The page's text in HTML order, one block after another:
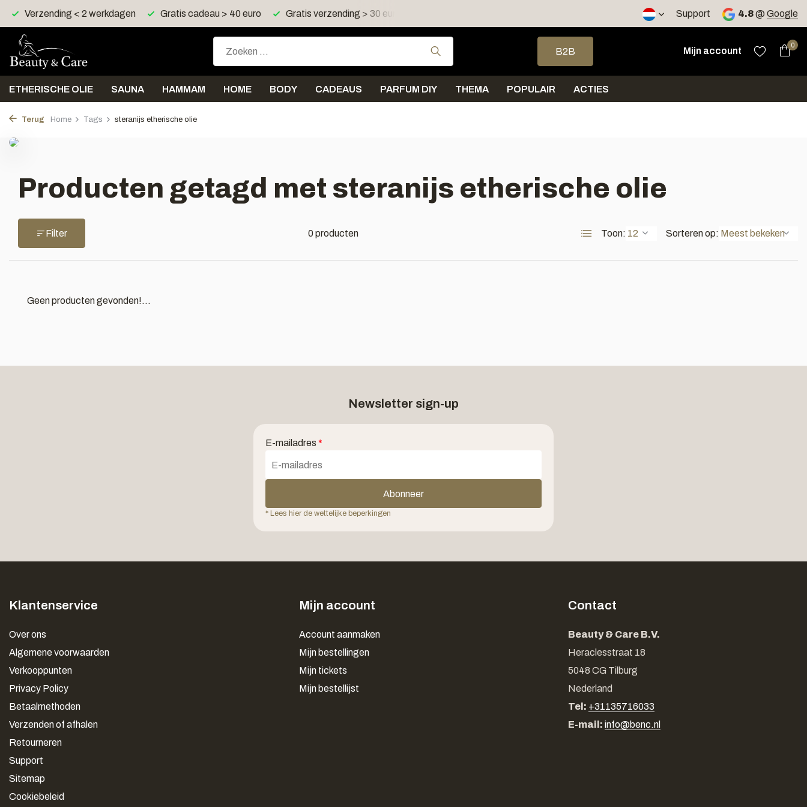
Verzending < 2 werkdagen Gratis cadeau > 40 euro Gratis verzending > 30 euro in NL en BE Support 4.8@ Google
Gebruik de pijltjes op en neer om een beschikbaar resultaat te selecteren. Druk
B2B
Mijn account
0
ETHERISCHE OLIE SAUNA HAMMAM HOME BODY CADEAUS PARFUM DIY THEMA POPULAIR ACTIES
Terug Home Tags steranijs etherische olie
Producten getagd met steranijs etherische olie
Filter 0 producten Toon: Sorteren op:
Geen producten gevonden!...
Newsletter sign-up
E-mailadres *
Abonneer
* Lees hier de wettelijke beperkingen
Klantenservice
Over ons
Algemene voorwaarden
Verkooppunten
Privacy Policy
Betaalmethoden
Verzenden of afhalen
Retourneren
Support
Sitemap
Cookiebeleid
Mijn account
Account aanmaken
Mijn bestellingen
Mijn tickets
Mijn bestellijst
Contact
Beauty & Care B.V.
Heraclesstraat 18
5048 CG Tilburg
Nederland
Tel: +31135716033
E-mail: info@benc.nl